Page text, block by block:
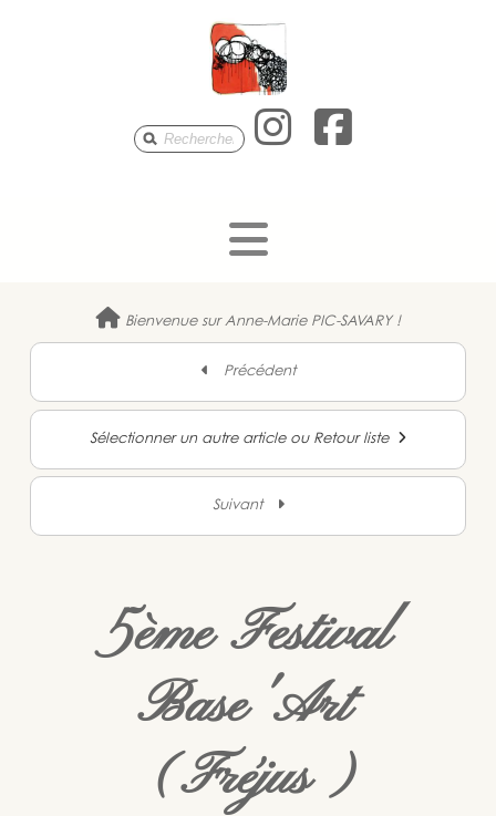
Anne-
Anne-
Bienvenue sur Anne-Marie PIC-SAVARY !
Précédent
Sélectionner un autre article ou Retour liste
Suivant
5ème Festival
Base'Art
(Fréjus)